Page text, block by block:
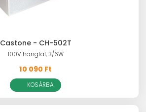
Castone - CH-502T
100V hangfal, 3/6W
10 090 Ft
KOSÁRBA